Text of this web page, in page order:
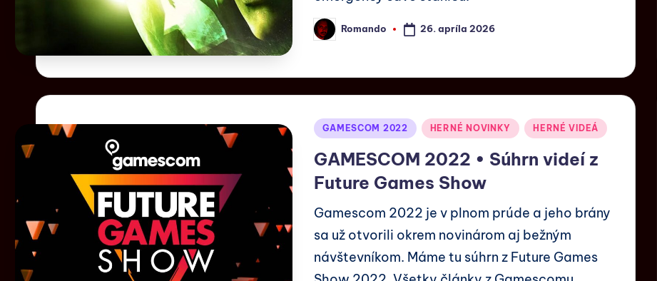
Romando 26. apríla 2026
GAMESCOM 2022 HERNÉ NOVINKY HERNÉ VIDEÁ
GAMESCOM 2022 • Súhrn videí z
Future Games Show
Gamescom 2022 je v plnom prúde a jeho brány
sa už otvorili okrem novinárom aj bežným
návštevníkom. Máme tu súhrn z Future Games